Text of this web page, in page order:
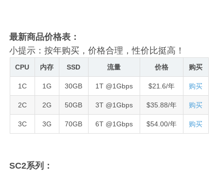
最新商品价格表：
小提示：按年购买，价格合理，性价比挺高！
CPU 内存 SSD 流量 价格 购买
1C 1G 30GB 1T @1Gbps $21.6/年 购买
2C 2G 50GB 3T @1Gbps $35.88/年 购买
3C 3G 70GB 6T @1Gbps $54.00/年 购买
SC2系列：